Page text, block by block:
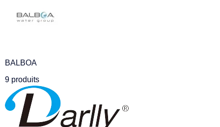
BALBOA
9 produits